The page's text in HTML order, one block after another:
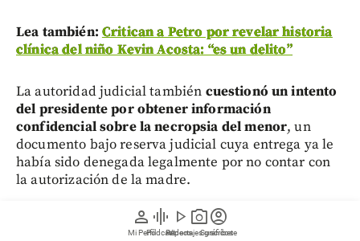
person
Mi Perfil
graphic_eq
Pódcast
play_arrow
Videos
photo_camera
Reportajes gráficos
account_circle
Suscríbete
Lea también: Critican a Petro por revelar historia
clínica del niño Kevin Acosta: “es un delito”
La autoridad judicial también cuestionó un intento
del presidente por obtener información
confidencial sobre la necropsia del menor, un
documento bajo reserva judicial cuya entrega ya le
había sido denegada legalmente por no contar con
la autorización de la madre.
En dicha solicitud a la Cámara, respecto a un